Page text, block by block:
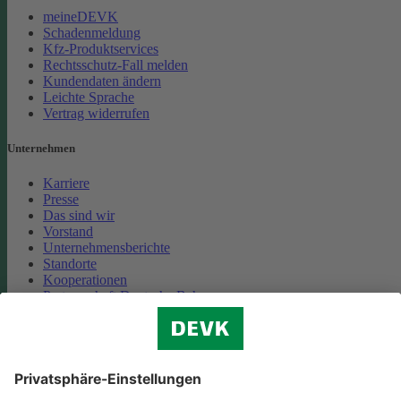
meineDEVK
Schadenmeldung
Kfz-Produktservices
Rechtsschutz-Fall melden
Kundendaten ändern
Leichte Sprache
Vertrag widerrufen
Unternehmen
Karriere
Presse
Das sind wir
Vorstand
Unternehmensberichte
Standorte
Kooperationen
Partnerschaft Deutsche Bahn